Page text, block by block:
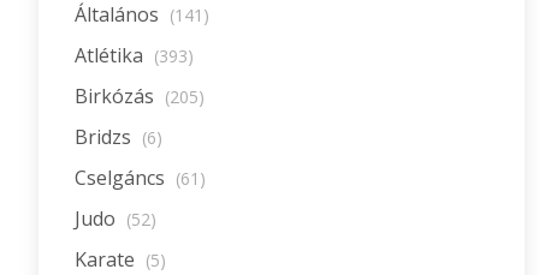
Általános (141)
Atlétika (393)
Birkózás (205)
Bridzs (6)
Cselgáncs (61)
Judo (52)
Karate (5)